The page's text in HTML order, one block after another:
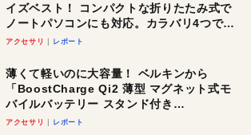
イズベスト！ コンパクトな折りたたみ式で
ノートパソコンにも対応。カラバリ4つで選
べる楽しさも
アクセサリ レポート
薄くて軽いのに大容量！ ベルキンから
「BoostCharge Qi2 薄型 マグネット式モ
バイルバッテリー スタンド付き
10,000mAh」が登場。3台同時充電対応で
アクセサリ レポート